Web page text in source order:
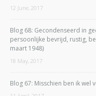
12 June, 2017
Blog 68: Gecondenseerd in
persoonlijke bevrijd, rustig,
maart 1948)
18 May, 2017
Blog 67: Misschien ben ik